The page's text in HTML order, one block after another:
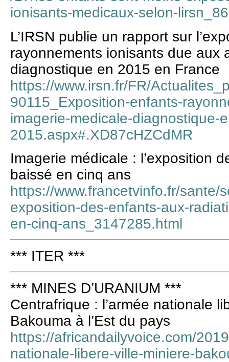
ionisants-medicaux-selon-
L’IRSN publie un rapport sur
rayonnements ionisants due aux
diagnostique en 2015 en France
https://www.irsn.fr/FR/
90115_Exposition-enfants-
imagerie-medicale-diagnostique-
2015.aspx#.XD87cHZCdMR
Imagerie médicale : l’exposition
baissé en cinq ans
https://www.francetvinfo.fr/sante/
exposition-des-enfants-aux-
en-cinq-ans_3147285.html
*** ITER ***
*** MINES D’URANIUM ***
Centrafrique : l’armée nationale
Bakouma à l’Est du pays
https://africandailyvoice.com/
nationale-libere-ville-miniere-